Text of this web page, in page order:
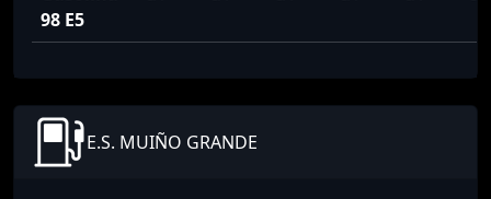
98 E5
E.S. MUIÑO GRANDE